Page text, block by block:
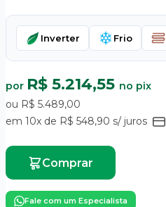
Inverter Frio
por R$ 5.214,55 no pix
ou R$ 5.489,00
em 10x de R$ 548,90 s/ juros
Comprar
Fale com um Especialista